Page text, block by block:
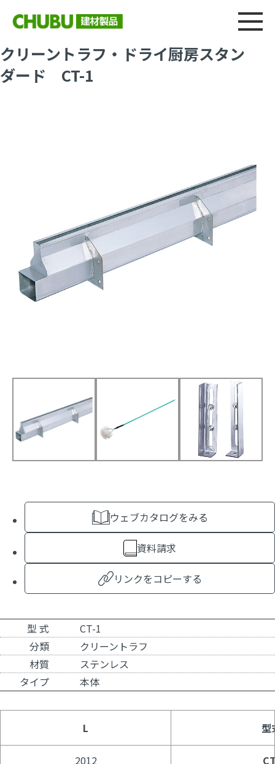
総合
クリーントラフ・ドライ厨房スタン
ダード CT-1
ウェブカタログをみる
資料請求
リンクをコピーする
型 式
CT-1
分類
クリーントラフ
材質
ステンレス
タイプ
本体
L 型
2012